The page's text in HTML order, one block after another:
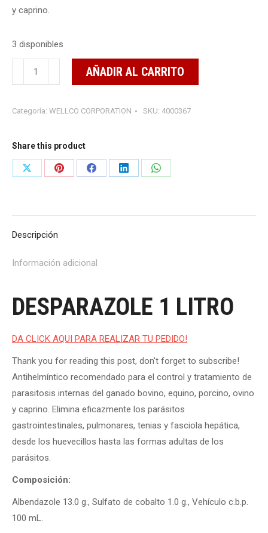
y caprino.
3 disponibles
DESPARAZOLE
1
cantidad
AÑADIR AL CARRITO
Categoría: WELLCO CORPORATION SKU: 4000367
Share this product
Share
Share
Share
Share
Share
Descripción
Información adicional
DESPARAZOLE 1 LITRO
DA CLICK AQUI PARA REALIZAR TU PEDIDO!
Thank you for reading this post, don't forget to subscribe!
Antihelmíntico recomendado para el control y tratamiento de
parasitosis internas del ganado bovino, equino, porcino, ovino
y caprino. Elimina eficazmente los parásitos
gastrointestinales, pulmonares, tenias y fasciola hepática,
desde los huevecillos hasta las formas adultas de los
parásitos.
Composición:
Albendazole 13.0 g., Sulfato de cobalto 1.0 g., Vehículo c.b.p.
100 mL.